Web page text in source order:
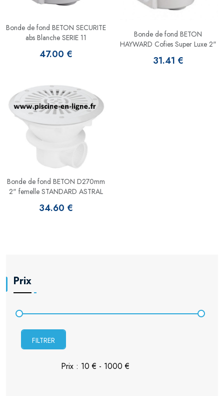
Bonde de fond BETON SECURITE
abs Blanche SERIE 11
47.00 €
Bonde de fond BETON
HAYWARD Cofies Super Luxe 2"
31.41 €
Bonde de fond BETON D270mm
2" femelle STANDARD ASTRAL
34.60 €
Prix
FILTRER